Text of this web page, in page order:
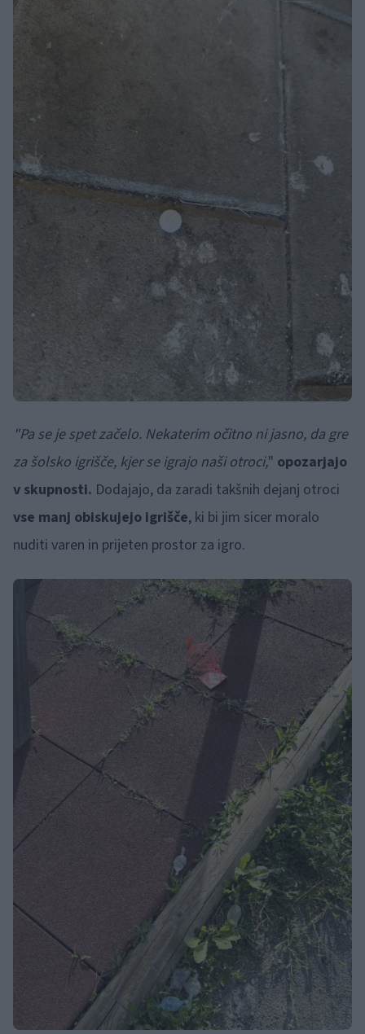
"Pa se je spet začelo. Nekaterim očitno ni jasno, da gre
za šolsko igrišče, kjer se igrajo naši otroci," opozarjajo
v skupnosti. Dodajajo, da zaradi takšnih dejanj otroci
vse manj obiskujejo igrišče, ki bi jim sicer moralo
nuditi varen in prijeten prostor za igro.